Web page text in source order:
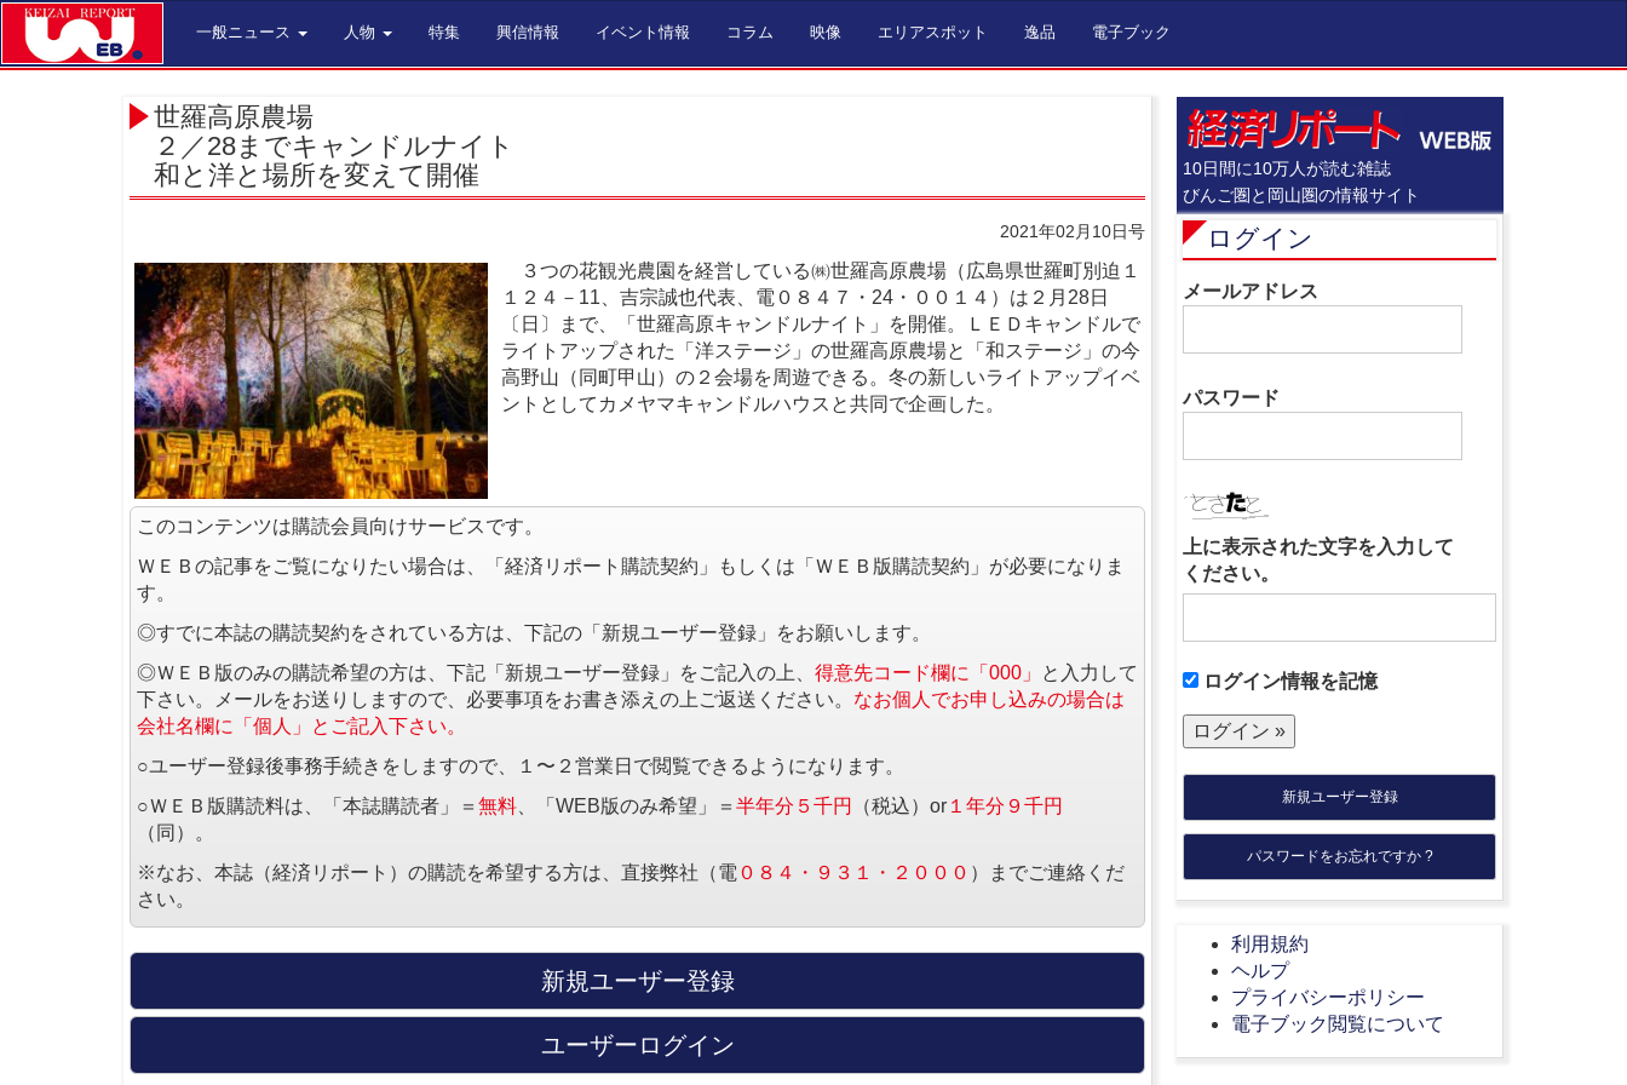
一般ニュース 人物 特集 興信情報 イベント情報 コラム 映像 エリアスポット 逸品 電子ブック
世羅高原農場
２／28までキャンドルナイト
和と洋と場所を変えて開催
2021年02月10日号
３つの花観光農園を経営している㈱世羅高原農場（広島県世羅町別迫１
１２４－11、吉宗誠也代表、電０８４７・24・００１４）は２月28日
〔日〕まで、「世羅高原キャンドルナイト」を開催。ＬＥＤキャンドルで
ライトアップされた「洋ステージ」の世羅高原農場と「和ステージ」の今
高野山（同町甲山）の２会場を周遊できる。冬の新しいライトアップイベ
ントとしてカメヤマキャンドルハウスと共同で企画した。
このコンテンツは購読会員向けサービスです。
ＷＥＢの記事をご覧になりたい場合は、「経済リポート購読契約」もしくは「ＷＥＢ版購読契約」が必要になりま
す。
◎すでに本誌の購読契約をされている方は、下記の「新規ユーザー登録」をお願いします。
◎ＷＥＢ版のみの購読希望の方は、下記「新規ユーザー登録」をご記入の上、 得意先コード欄に「000」
と入力して
下さい。メールをお送りしますので、必要事項をお書き添えの上ご返送ください。 なお個人でお申し込みの場合は
会社名欄に「個人」とご記入下さい。
○ユーザー登録後事務手続きをしますので、１〜２営業日で閲覧できるようになります。
○ＷＥＢ版購読料は、「本誌購読者」＝ 無料 、「WEB版のみ希望」＝ 半年分５千円 （税込）or １年分９千円
（同）。
※なお、本誌（経済リポート）の購読を希望する方は、直接弊社（電 ０８４・９３１・２０００ ）までご連絡くだ
さい。
新規ユーザー登録
ユーザーログイン
10日間に10万人が読む雑誌
びんご圏と岡山圏の情報サイト
ログイン
メールアドレス
パスワード
上に表示された文字を入力して
ください。
ログイン情報を記憶
新規ユーザー登録
パスワードをお忘れですか ?
利用規約
ヘルプ
プライバシーポリシー
電子ブック閲覧について